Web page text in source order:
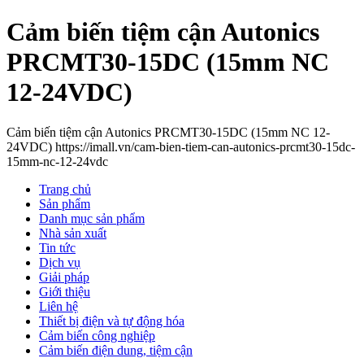
Cảm biến tiệm cận Autonics
PRCMT30-15DC (15mm NC
12-24VDC)
Cảm biến tiệm cận Autonics PRCMT30-15DC (15mm NC 12-
24VDC) https://imall.vn/cam-bien-tiem-can-autonics-prcmt30-15dc-
15mm-nc-12-24vdc
Trang chủ
Sản phẩm
Danh mục sản phẩm
Nhà sản xuất
Tin tức
Dịch vụ
Giải pháp
Giới thiệu
Liên hệ
Thiết bị điện và tự động hóa
Cảm biến công nghiệp
Cảm biến điện dung, tiệm cận